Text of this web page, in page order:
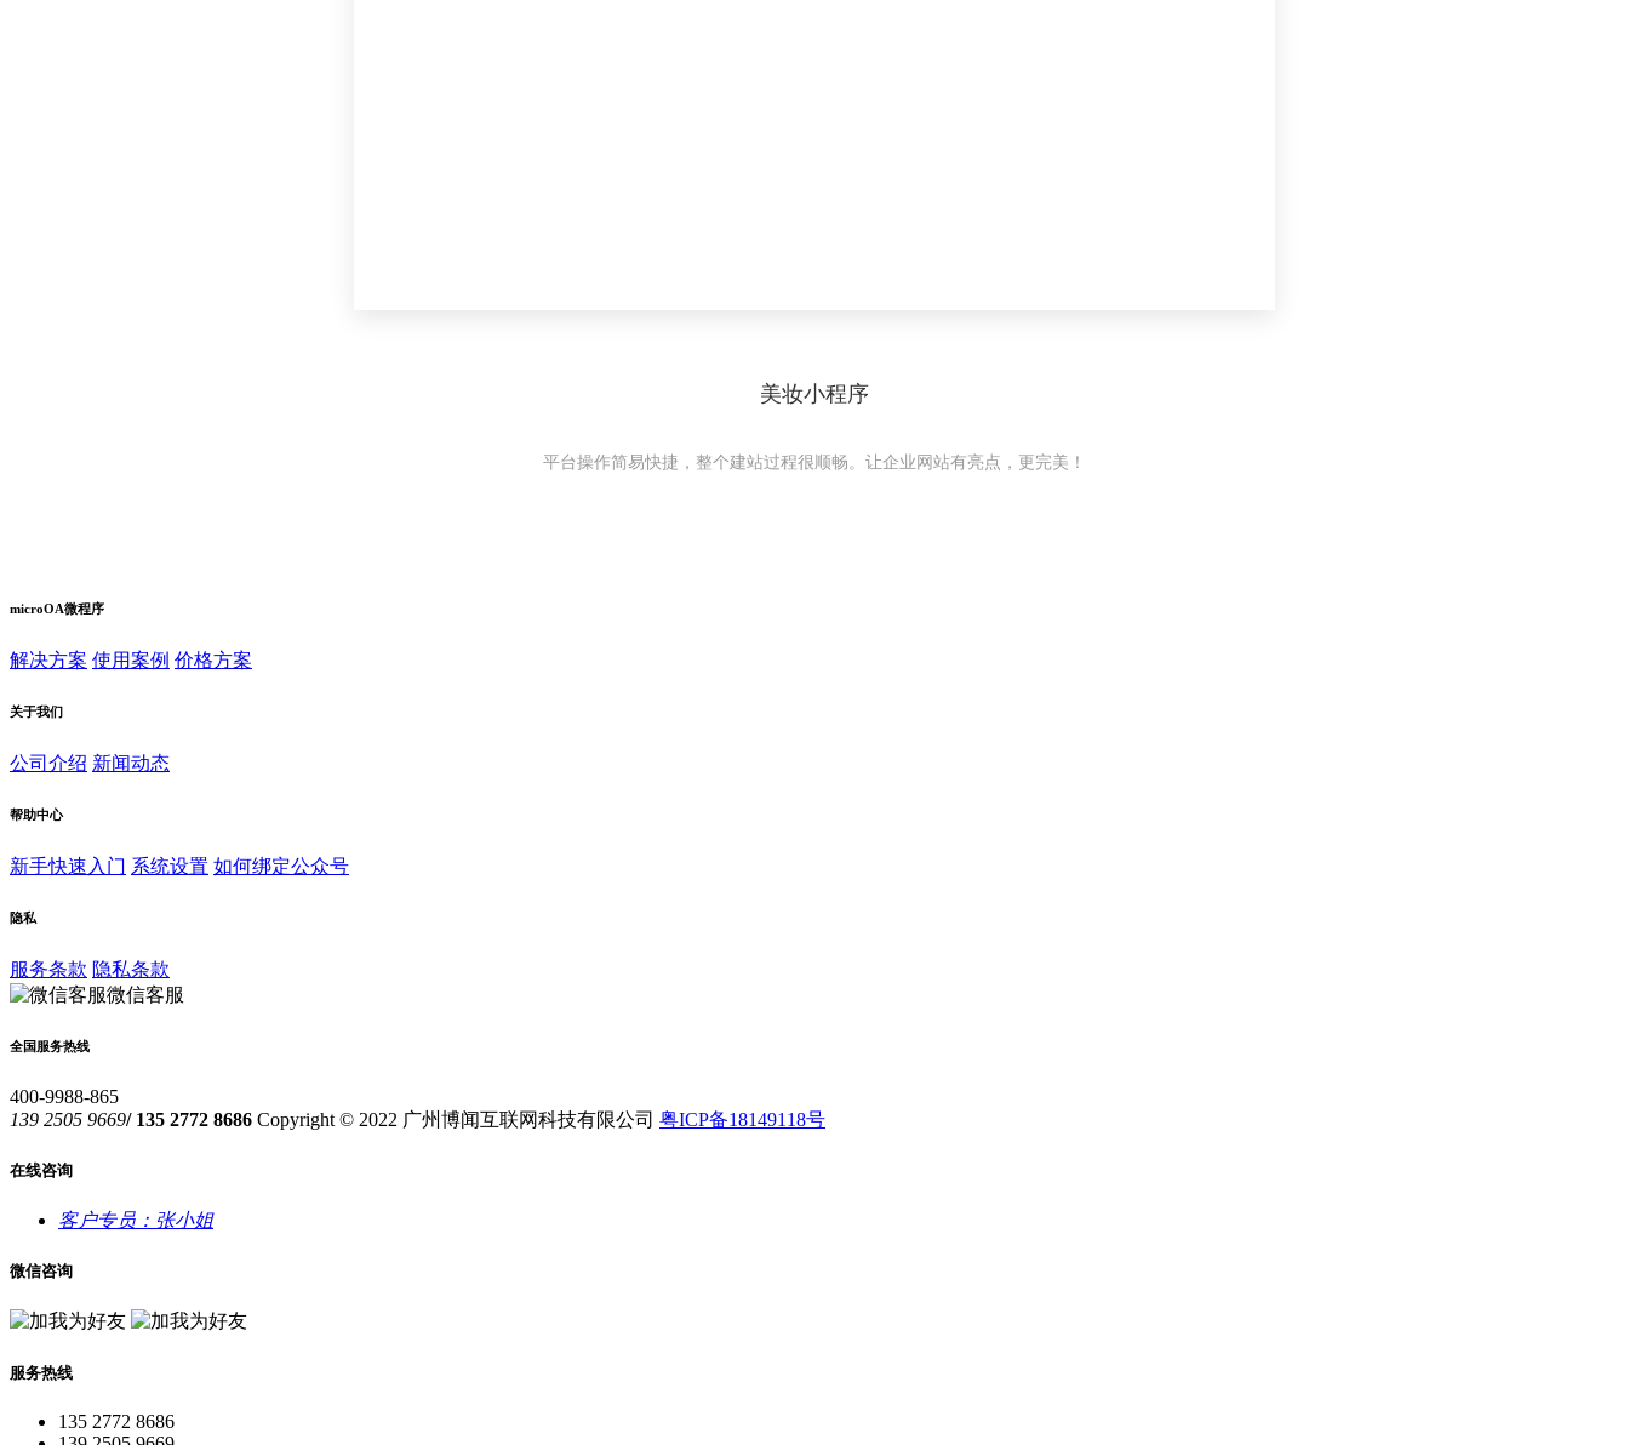
美妆小程序
平台操作简易快捷，整个建站过程很顺畅。让企业网站有亮点，更完美！
microOA微程序
解决方案 使用案例 价格方案
关于我们
公司介绍 新闻动态
帮助中心
新手快速入门 系统设置 如何绑定公众号
隐私
服务条款 隐私条款
微信客服
全国服务热线
400-9988-865
139 2505 9669/ 135 2772 8686 Copyright © 2022 广州博闻互联网科技有限公司 粤ICP备18149118号
在线咨询
客户专员：张小姐
微信咨询
服务热线
135 2772 8686